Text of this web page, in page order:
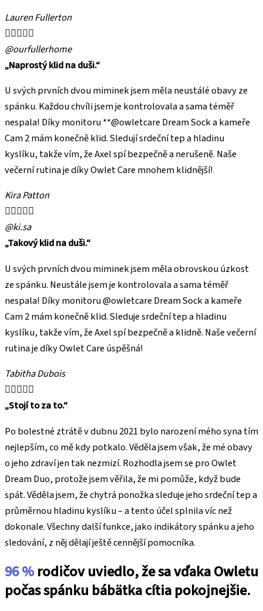
Lauren Fullerton

@ourfullerhome
„Naprostý klid na duši.“
U svých prvních dvou miminek jsem měla neustálé obavy ze
spánku. Každou chvíli jsem je kontrolovala a sama téměř
nespala! Díky monitoru **@owletcare Dream Sock a kameře
Cam 2 mám konečně klid. Sledují srdeční tep a hladinu
kyslíku, takže vím, že Axel spí bezpečně a nerušeně. Naše
večerní rutina je díky Owlet Care mnohem klidnější!
Kira Patton

@ki.sa
„Takový klid na duši.“
U svých prvních dvou miminek jsem měla obrovskou úzkost
ze spánku. Neustále jsem je kontrolovala a sama téměř
nespala! Díky monitoru @owletcare Dream Sock a kameře
Cam 2 mám konečně klid. Sleduje srdeční tep a hladinu
kyslíku, takže vím, že Axel spí bezpečně a klidně. Naše večerní
rutina je díky Owlet Care úspěšná!
Tabitha Dubois

„Stojí to za to.“
Po bolestné ztrátě v dubnu 2021 bylo narození mého syna tím
nejlepším, co mě kdy potkalo. Věděla jsem však, že mé obavy
o jeho zdraví jen tak nezmizí. Rozhodla jsem se pro Owlet
Dream Duo, protože jsem věřila, že mi pomůže, když bude
spát. Věděla jsem, že chytrá ponožka sleduje jeho srdeční tep a
průměrnou hladinu kyslíku – a tento účel splnila víc než
dokonale. Všechny další funkce, jako indikátory spánku a jeho
sledování, z něj dělají ještě cennější pomocníka.
96 % rodičov uviedlo, že sa vďaka Owletu
počas spánku bábätka cítia pokojnejšie.